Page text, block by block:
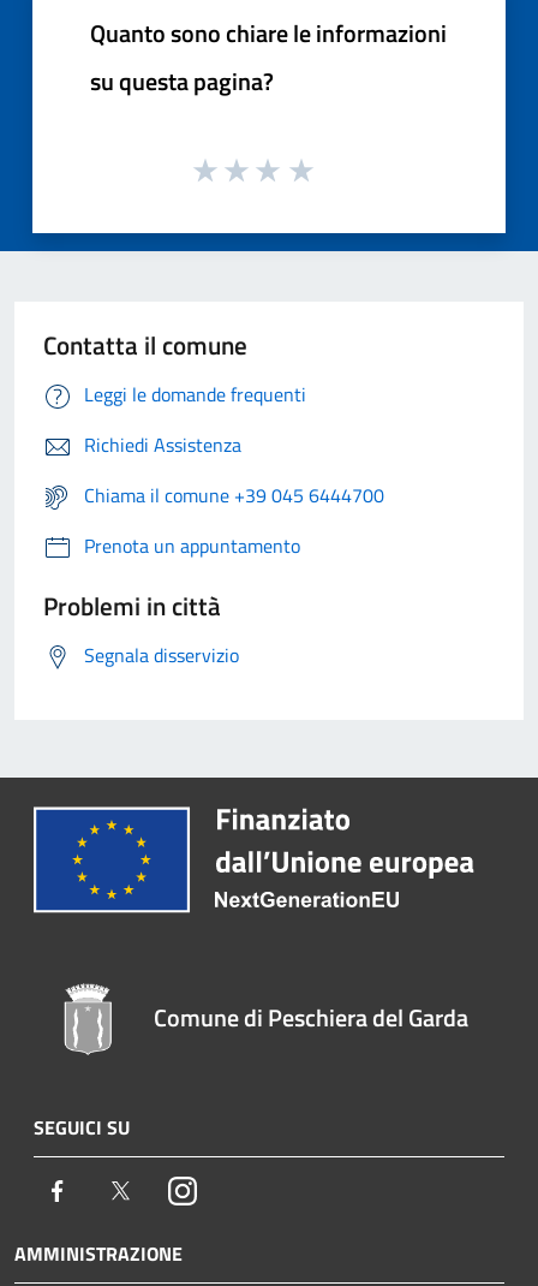
Quanto sono chiare le informazioni
su questa pagina?
Contatta il comune
Leggi le domande frequenti
Richiedi Assistenza
Chiama il comune +39 045 6444700
Prenota un appuntamento
Problemi in città
Segnala disservizio
Comune di Peschiera del Garda
SEGUICI SU
Facebook TwitterInstagram
AMMINISTRAZIONE